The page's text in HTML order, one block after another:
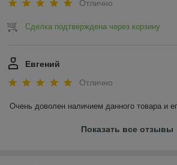
Отлично
Сделка подтверждена через корзину
Евгений
Отлично
Очень доволен наличием данного товара и
Показать все отзывы